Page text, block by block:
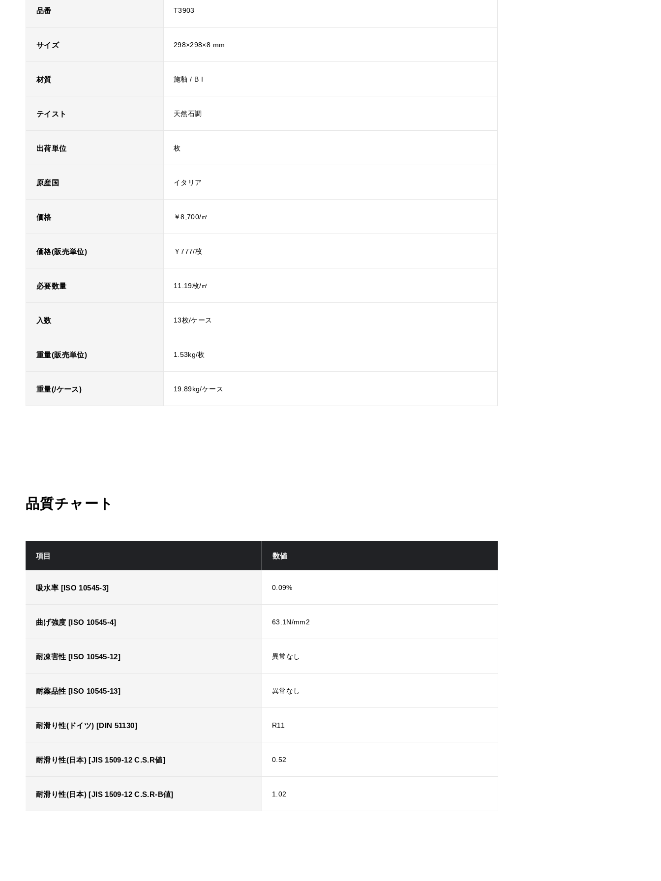
品番 T3903
サイズ 298×298×8 mm
材質 施釉 / BⅠ
テイスト 天然石調
出荷単位 枚
原産国 イタリア
価格 ￥8,700/㎡
価格(販売単位) ￥777/枚
必要数量 11.19枚/㎡
入数 13枚/ケース
重量(販売単位) 1.53kg/枚
重量(/ケース) 19.89kg/ケース
品質チャート
項目 数値
吸水率 [ISO 10545-3] 0.09%
曲げ強度 [ISO 10545-4] 63.1N/mm2
耐凍害性 [ISO 10545-12] 異常なし
耐薬品性 [ISO 10545-13] 異常なし
耐滑り性(ドイツ) [DIN 51130] R11
耐滑り性(日本) [JIS 1509-12 C.S.R値] 0.52
耐滑り性(日本) [JIS 1509-12 C.S.R-B値] 1.02